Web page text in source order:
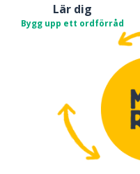
Lär dig
Bygg upp ett ordförråd